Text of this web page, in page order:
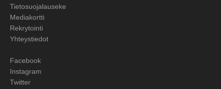
Tietosuojalauseke
Mediakortti
Rekrytointi
Yhteystiedot
Facebook
Instagram
Twitter